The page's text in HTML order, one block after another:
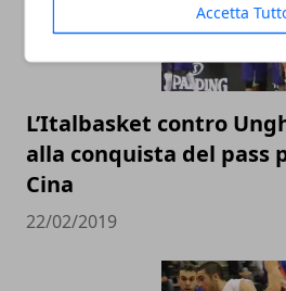
Accetta
L’Italbasket contro
alla conquista del pass
Cina
22/02/2019